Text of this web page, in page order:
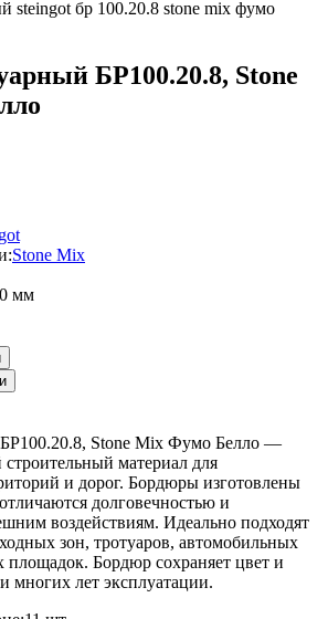
БР100.20.8, Stone
Stone Mix
мм
Stone Mix Фумо Белло —
материал для
и дорог. Бордюры изготовлены
долговечностью и
воздействиям. Идеально подходят
зон, тротуаров, автомобильных
площадок. Бордюр сохраняет цвет и
многих лет эксплуатации.